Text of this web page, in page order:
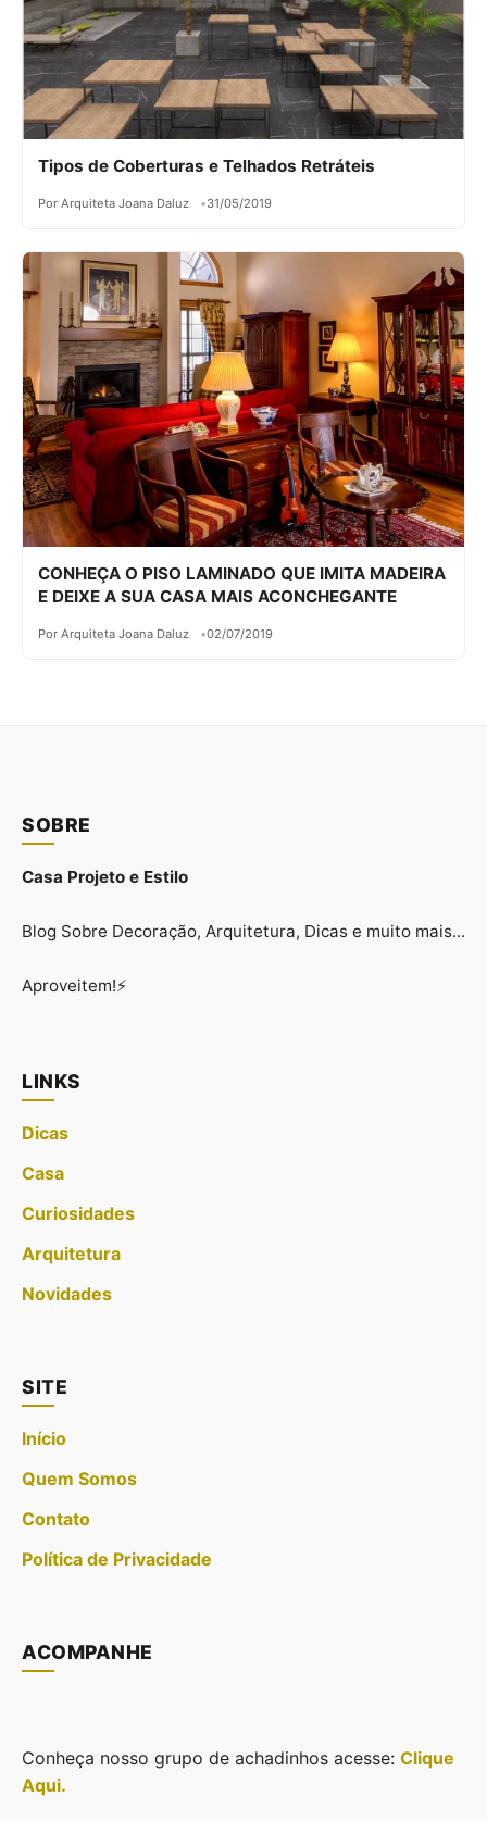
Tipos de Coberturas e Telhados Retráteis
Por Arquiteta Joana Daluz 31/05/2019
CONHEÇA O PISO LAMINADO QUE IMITA MADEIRA
E DEIXE A SUA CASA MAIS ACONCHEGANTE
Por Arquiteta Joana Daluz 02/07/2019
SOBRE
Casa Projeto e Estilo
Blog Sobre Decoração, Arquitetura, Dicas e muito mais...
Aproveitem!⚡
LINKS
Dicas
Casa
Curiosidades
Arquitetura
Novidades
SITE
Início
Quem Somos
Contato
Política de Privacidade
ACOMPANHE
Conheça nosso grupo de achadinhos acesse: Clique
Aqui.